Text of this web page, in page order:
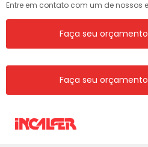
Entre em contato com um de nossos
Faça seu
Faça seu